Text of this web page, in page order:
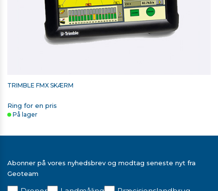
TRIMBLE FMX SKÆRM
Ring for en pris
På lager
Abonner på vores nyhedsbrev og modtag seneste nyt fra
Geoteam